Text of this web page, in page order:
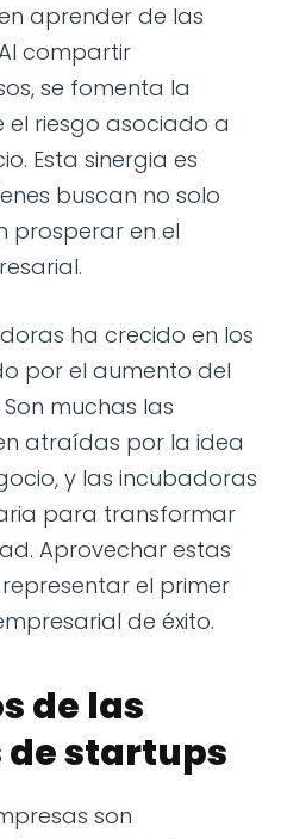
aprender de las
compartir
se fomenta la
el riesgo asociado a
Esta sinergia es
buscan no solo
prosperar en el
ha crecido en los
por el aumento del
muchas las
atraídas por la idea
y las incubadoras
para transformar
Aprovechar estas
el primer
de éxito.
de las
startups
son